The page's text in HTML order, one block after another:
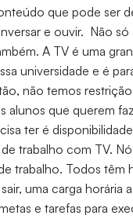
que pode ser
e ouvir. Não só
A TV é uma
universidade e é
não temos
alunos que querem
ter é
trabalho com TV.
trabalho. Todos têm
uma carga horária
e tarefas para